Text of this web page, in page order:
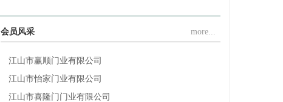
会员风采 more...
江山市赢顺门业有限公司
江山市怡家门业有限公司
江山市喜隆门门业有限公司
江山巿荣泰门业有限公司